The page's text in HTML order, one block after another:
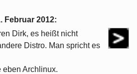
Februar 2012:
Dirk, es heißt nicht
Distro. Man spricht es
eben Archlinux.